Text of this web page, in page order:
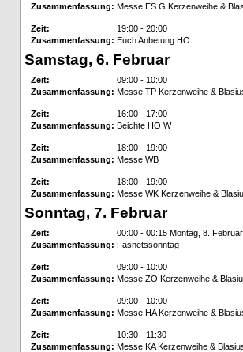
Zusammenfassung: Messe ES G Kerzenweihe &
Zeit:
19:00 - 20:00
Zusammenfassung: Euch Anbetung HO
Samstag, 6. Februar
Zeit:
09:00 - 10:00
Zusammenfassung: Messe TP Kerzenweihe &
Zeit:
16:00 - 17:00
Zusammenfassung: Beichte HO W
Zeit:
18:00 - 19:00
Zusammenfassung: Messe WB
Zeit:
18:00 - 19:00
Zusammenfassung: Messe WK Kerzenweihe &
Sonntag, 7. Februar
Zeit:
00:00 - 00:15 Montag, 8. Februar
Zusammenfassung: Fasnetssonntag
Zeit:
09:00 - 10:00
Zusammenfassung: Messe ZO Kerzenweihe &
Zeit:
09:00 - 10:00
Zusammenfassung: Messe HA Kerzenweihe &
Zeit:
10:30 - 11:30
Zusammenfassung: Messe KA Kerzenweihe &